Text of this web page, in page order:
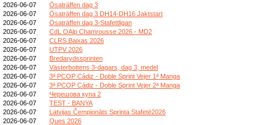
2026-06-07
Ösaträffen dag 3
2026-06-07
Ösaträffen dag 3 DH14-DH16 Jaktstart
2026-06-07
Ösaträffen dag 3-Stafettligan
2026-06-07
CdL OAlp Chamrousse 2026 - MD2
2026-06-07
CLRS Baixas 2026
2026-06-07
UTPV 2026
2026-06-07
Bredarydssprinten
2026-06-07
Västerbottens 3-dagars, dag 3, medel
2026-06-07
3ª PCOP Cádiz - Doble Sprint Vejer 1ª Manga
2026-06-07
3ª PCOP Cádiz - Doble Sprint Vejer 2ª Manga
2026-06-07
Черешова купа 2
2026-06-07
TEST - BANYA
2026-06-07
Latvijas Čempionāts Sprinta Stafetē2026
2026-06-07
Ques 2026